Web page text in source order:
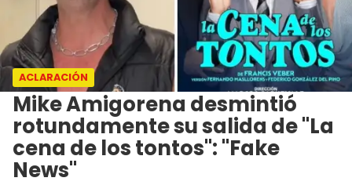
ACLARACIÓN
Mike Amigorena desmintió
rotundamente su salida de "La
cena de los tontos": "Fake
News"